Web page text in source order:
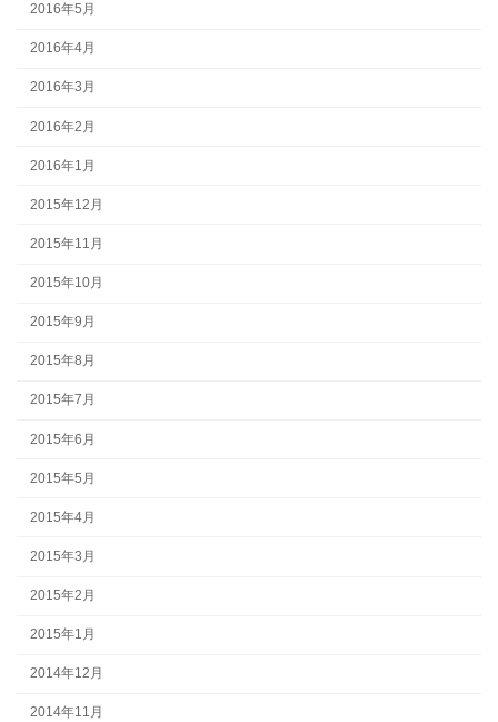
2016年5月
2016年4月
2016年3月
2016年2月
2016年1月
2015年12月
2015年11月
2015年10月
2015年9月
2015年8月
2015年7月
2015年6月
2015年5月
2015年4月
2015年3月
2015年2月
2015年1月
2014年12月
2014年11月